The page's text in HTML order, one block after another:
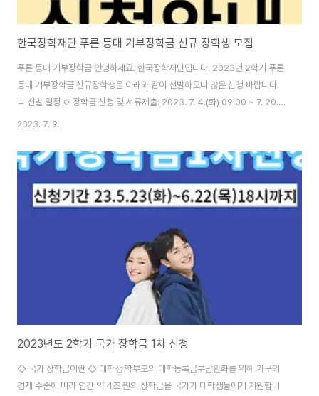
한국장학재단 푸른 등대 기부장학금 신규 장학생 모집
푸른 등대 기부장학금 안녕하세요. 한국장학재단입니다. 2023년 2학기 푸른
등대 기부장학금 신규장학생을 아래와 같이 선발하오니 많은 신청 바랍니다.
ㅁ 선발 일정 ㅇ 장학금 신청 및 서류제출: 2023. 7. 4.(화) 09:00 ~ 7. 20.
(목) 18:00 ㅇ 심사 자료 준비: 2023. 7. 21.(금) ~ 2023. 9. 14.(목) ㅇ 선발
중 ※ 신청 및 심사 상황에 따라 일정 변동 가능 ㅁ 신청 방법 ㅇ PC 신청 - 한국
장학재단 누리집 장학금 기부장학금 푸른 등대 기부장학금 신청하기 ㅇ 모바일
신청 - 한국장학재단 모바일(App) 메뉴 장학금 푸른 등대 기부장학금 신청하
기 ※ 본인 명의 공..
2023. 7. 9.
2023년도 2학기 국가 장학금 1차 신청
◇ 국가 장학금이란 ◇ 대학생 학부모의 대학등록금부담완화를 위해 가구의
경제 수준에 따라 연간 약 4조 원의 장학금을 국가가 대학생들에게 지원합니